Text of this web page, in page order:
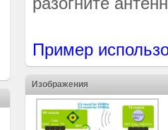
Пример
Изображения